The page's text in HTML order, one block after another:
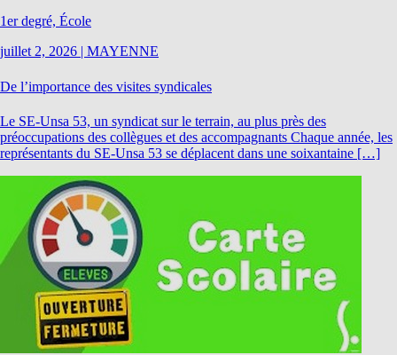
1er degré, École
juillet 2, 2026 | MAYENNE
De l’importance des visites syndicales
Le SE-Unsa 53, un syndicat sur le terrain, au plus près des
préoccupations des collègues et des accompagnants Chaque année, les
représentants du SE-Unsa 53 se déplacent dans une soixantaine […]